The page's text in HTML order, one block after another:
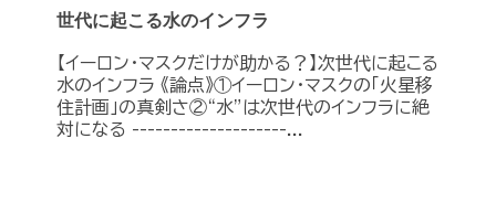
世代に起こる水のインフラ
【イーロン・マスクだけが助かる？】次世代に起こる
水のインフラ 《論点》①イーロン・マスクの「火星移
住計画」の真剣さ②“水”は次世代のインフラに絶
対になる --------------------...